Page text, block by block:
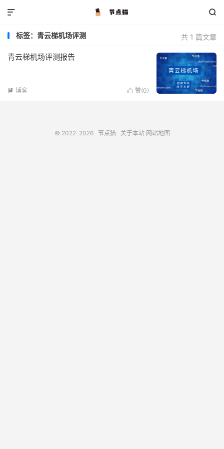


共 1 篇文章
标签：青云梯机场评测
青云梯机场评测报告
 赞(0)
 博客
© 2022-2026 节点猫 关于本站 网站地图